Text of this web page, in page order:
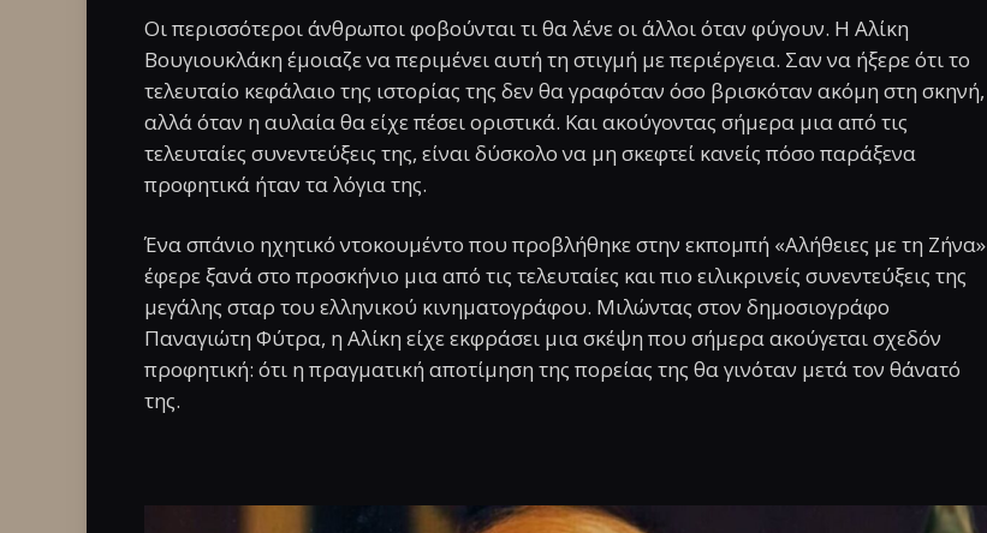
Οι περισσότεροι άνθρωποι φοβούνται τι θα λένε οι άλλοι όταν φύγουν. Η Αλίκη
Βουγιουκλάκη έμοιαζε να περιμένει αυτή τη στιγμή με περιέργεια. Σαν να ήξερε ότι το
τελευταίο κεφάλαιο της ιστορίας της δεν θα γραφόταν όσο βρισκόταν ακόμη στη σκηνή,
αλλά όταν η αυλαία θα είχε πέσει οριστικά. Και ακούγοντας σήμερα μια από τις
τελευταίες συνεντεύξεις της, είναι δύσκολο να μη σκεφτεί κανείς πόσο παράξενα
προφητικά ήταν τα λόγια της.
Ένα σπάνιο ηχητικό ντοκουμέντο που προβλήθηκε στην εκπομπή «Αλήθειες με τη Ζήνα»
έφερε ξανά στο προσκήνιο μια από τις τελευταίες και πιο ειλικρινείς συνεντεύξεις της
μεγάλης σταρ του ελληνικού κινηματογράφου. Μιλώντας στον δημοσιογράφο
Παναγιώτη Φύτρα, η Αλίκη είχε εκφράσει μια σκέψη που σήμερα ακούγεται σχεδόν
προφητική: ότι η πραγματική αποτίμηση της πορείας της θα γινόταν μετά τον θάνατό
της.